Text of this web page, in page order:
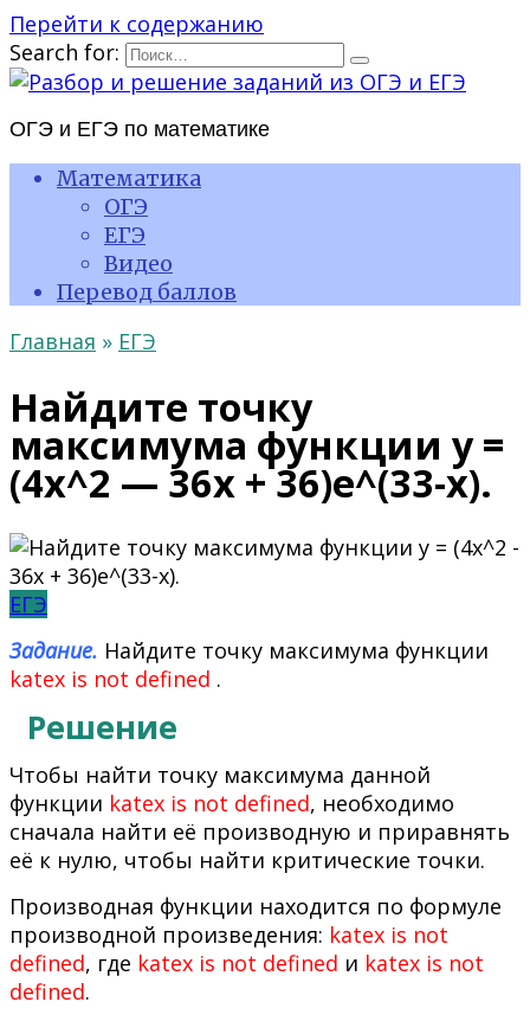
Перейти к содержанию
Search for:
ОГЭ и ЕГЭ по математике
Математика
ОГЭ
ЕГЭ
Видео
Перевод баллов
Главная » ЕГЭ
Найдите точку
максимума функции y =
(4x^2 — 36x + 36)e^(33-x).
ЕГЭ
Задание. Найдите точку максимума функции
katex is not defined .
Решение
Чтобы найти точку максимума данной
функции katex is not defined, необходимо
сначала найти её производную и приравнять
её к нулю, чтобы найти критические точки.
Производная функции находится по формуле
производной произведения: katex is not
defined, где katex is not defined и katex is not
defined.